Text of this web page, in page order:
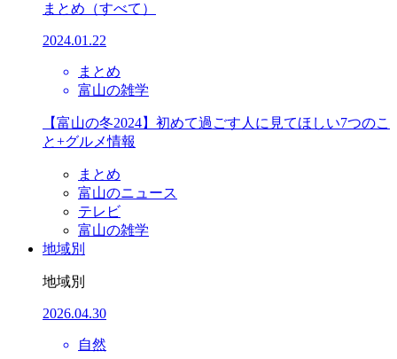
まとめ （すべて）
2024.01.22
まとめ
富山の雑学
【富山の冬2024】初めて過ごす人に見てほしい7つのこ
と+グルメ情報
まとめ
富山のニュース
テレビ
富山の雑学
地域別
地域別
2026.04.30
自然